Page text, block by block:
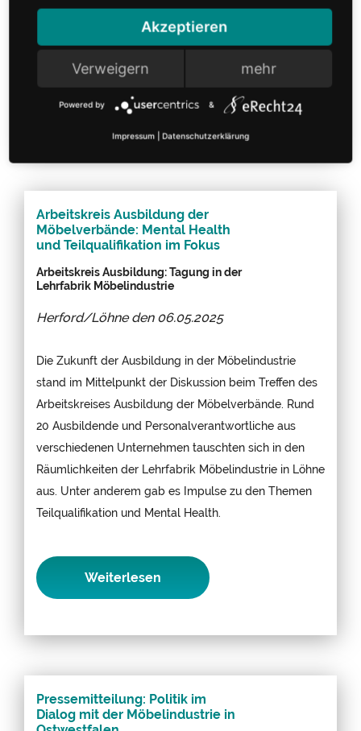
Umsatz der gesamten deutschen Möbelindustrie
leicht um 0,6 Prozent an.
Weiterlesen
Arbeitskreis Ausbildung der
Möbelverbände: Mental Health
und Teilqualifikation im Fokus
Arbeitskreis Ausbildung: Tagung in der
Lehrfabrik Möbelindustrie
Herford/Löhne den 06.05.2025
Die Zukunft der Ausbildung in der Möbelindustrie
stand im Mittelpunkt der Diskussion beim Treffen des
Arbeitskreises Ausbildung der Möbelverbände. Rund
20 Ausbildende und Personalverantwortliche aus
verschiedenen Unternehmen tauschten sich in den
Räumlichkeiten der Lehrfabrik Möbelindustrie in Löhne
aus. Unter anderem gab es Impulse zu den Themen
Teilqualifikation und Mental Health.
Weiterlesen
Pressemitteilung: Politik im
Dialog mit der Möbelindustrie in
Akzeptieren
Verweigern mehr
Powered by &
Impressum Datenschutzerklärung